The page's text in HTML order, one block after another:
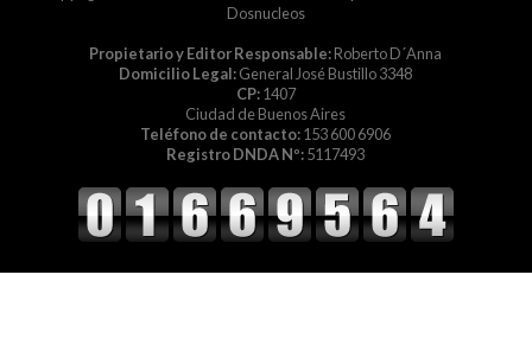
Dosnucleos
Propietario y Editor Responsable:Roberto D´Anna
Domicilio Legal:General José Bustillo 3348
CP:1407
Ciudad de Buenos Aires
Teléfono de contacto:153 600 6906
Registro DNDA Nº:5117493